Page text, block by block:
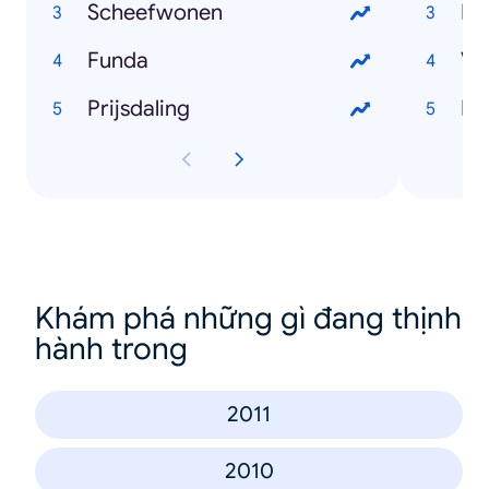
Scheefwonen
Funda
Prijsdaling
Khám phá những gì đang thịnh
hành trong
2011
2010